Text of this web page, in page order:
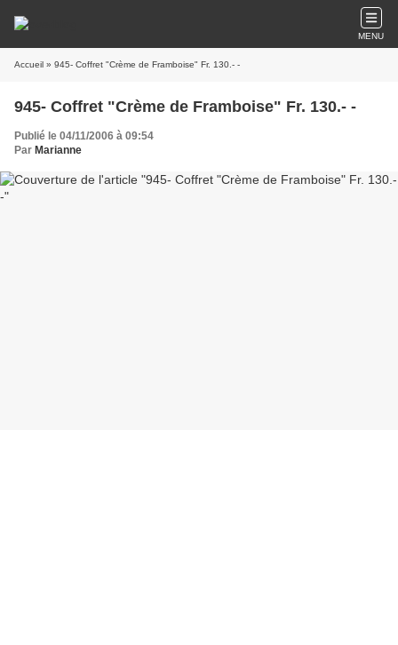
MENU
Accueil » 945- Coffret "Crème de Framboise" Fr. 130.- -
945- Coffret "Crème de Framboise" Fr. 130.- -
Publié le 04/11/2006 à 09:54
Par Marianne